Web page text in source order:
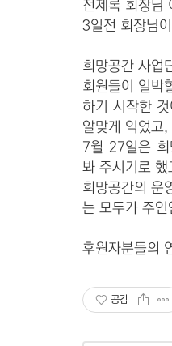
전제록 회장님
3일전 회장님
희망공간 사업
회원들이 일박
하기 시작한 것
알맞게 익었고,
7월 27일은 희
봐 주시기로
희망공간의 운
는 모두가 주인
후원자분들의
공감